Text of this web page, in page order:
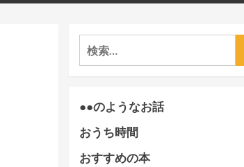
検
索:
●●のようなお話
おうち時間
おすすめの本